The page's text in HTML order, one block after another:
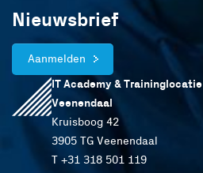
Nieuwsbrief
Aanmelden
IT Academy & Traininglocatie
Veenendaal
Kruisboog 42
3905 TG Veenendaal
T +31 318 501 119